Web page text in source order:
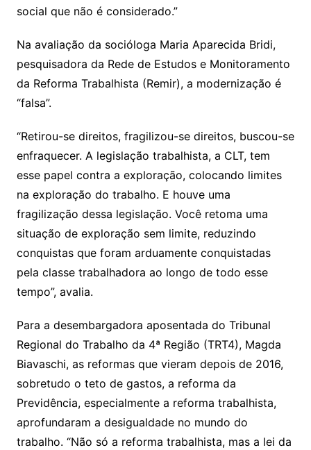
social que não é considerado.”
Na avaliação da socióloga Maria Aparecida Bridi,
pesquisadora da Rede de Estudos e Monitoramento
da Reforma Trabalhista (Remir), a modernização é
“falsa”.
“Retirou-se direitos, fragilizou-se direitos, buscou-se
enfraquecer. A legislação trabalhista, a CLT, tem
esse papel contra a exploração, colocando limites
na exploração do trabalho. E houve uma
fragilização dessa legislação. Você retoma uma
situação de exploração sem limite, reduzindo
conquistas que foram arduamente conquistadas
pela classe trabalhadora ao longo de todo esse
tempo”, avalia.
Para a desembargadora aposentada do Tribunal
Regional do Trabalho da 4ª Região (TRT4), Magda
Biavaschi, as reformas que vieram depois de 2016,
sobretudo o teto de gastos, a reforma da
Previdência, especialmente a reforma trabalhista,
aprofundaram a desigualdade no mundo do
trabalho. “Não só a reforma trabalhista, mas a lei da